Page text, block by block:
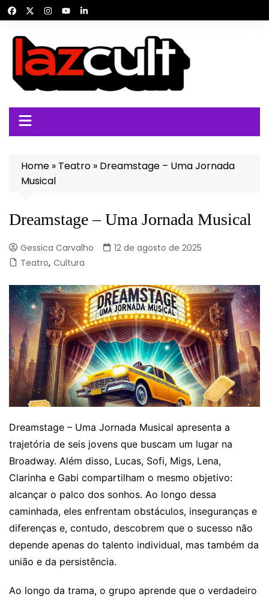
para
conteúdo
Home » Teatro » Dreamstage – Uma Jornada
Musical
Dreamstage – Uma Jornada Musical
Gessica Carvalho
12 de agosto de 2025
Teatro, Cultura
Dreamstage – Uma Jornada Musical apresenta a
trajetória de seis jovens que buscam um lugar na
Broadway. Além disso, Lucas, Sofi, Migs, Lena,
Clarinha e Gabi compartilham o mesmo objetivo:
alcançar o palco dos sonhos. Ao longo dessa
caminhada, eles enfrentam obstáculos, inseguranças e
diferenças e, contudo, descobrem que o sucesso não
depende apenas do talento individual, mas também da
união e da persistência.
Ao longo da trama, o grupo aprende que o verdadeiro